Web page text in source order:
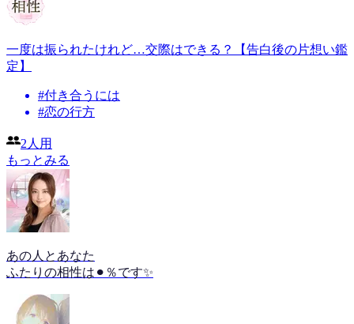
一度は振られたけれど…交際はできる？【告白後の片想い鑑
定】
#付き合うには
#恋の行方
2人用
もっとみる
あの人とあなた
ふたりの相性は⚫︎％です✨